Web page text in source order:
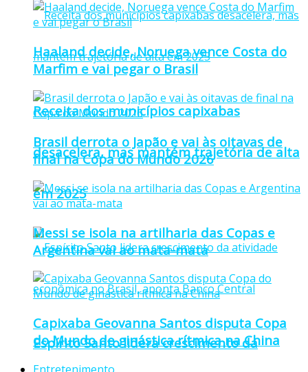
Receita dos municípios capixabas
desacelera, mas mantém trajetória de alta
em 2025
Espírito Santo lidera crescimento da
Haaland decide, Noruega vence Costa do
Marfim e vai pegar o Brasil
Brasil derrota o Japão e vai às oitavas de
final na Copa do Mundo 2026
Messi se isola na artilharia das Copas e
Argentina vai ao mata-mata
Capixaba Geovanna Santos disputa Copa
do Mundo de ginástica rítmica na China